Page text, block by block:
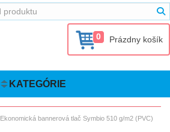
0 Prázdny košík
KATEGÓRIE
Ekonomická bannerová tlač Symbio 510 g/m2 (PVC)